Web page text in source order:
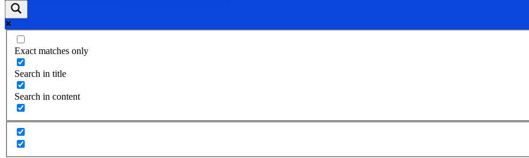
Exact matches only
Search in title
Search in content